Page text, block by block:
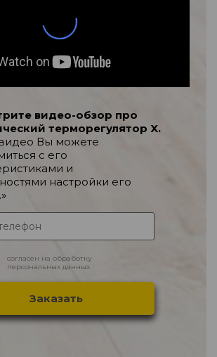
видео-обзор про
терморегулятор X.
Вы можете
с его
и
настройки его
согласен на обработку
персональных данных